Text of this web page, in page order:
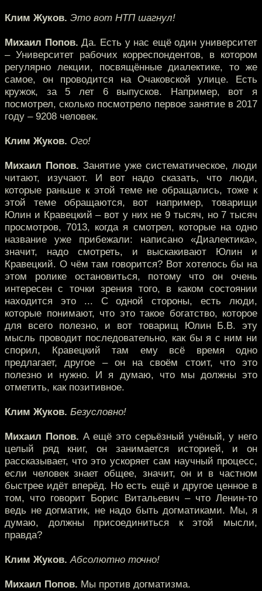
Клим Жуков. Это вот НТП шагнул!
Михаил Попов. Да. Есть у нас ещё один университет
– Университет рабочих корреспондентов, в котором
регулярно лекции, посвящённые диалектике, то же
самое, он проводится на Очаковской улице. Есть
кружок, за 5 лет 6 выпусков. Например, вот я
посмотрел, сколько посмотрело первое занятие в 2017
году – 9208 человек.
Клим Жуков. Ого!
Михаил Попов. Занятие уже систематическое, люди
читают, изучают. И вот надо сказать, что люди,
которые раньше к этой теме не обращались, тоже к
этой теме обращаются, вот например, товарищи
Юлин и Кравецкий – вот у них не 9 тысяч, но 7 тысяч
просмотров, 7013, когда я смотрел, которые на одно
название уже прибежали: написано «Диалектика»,
значит, надо смотреть, и выскакивают Юлин и
Кравецкий. О чём там говорится? Вот хотелось бы на
этом ролике остановиться, потому что он очень
интересен с точки зрения того, в каком состоянии
находится это ... С одной стороны, есть люди,
которые понимают, что это такое богатство, которое
для всего полезно, и вот товарищ Юлин Б.В. эту
мысль проводит последовательно, как бы я с ним ни
спорил, Кравецкий там ему всё время одно
предлагает, другое – он на своём стоит, что это
полезно и нужно. И я думаю, что мы должны это
отметить, как позитивное.
Клим Жуков. Безусловно!
Михаил Попов. А ещё это серьёзный учёный, у него
целый ряд книг, он занимается историей, и он
рассказывает, что это ускоряет сам научный процесс,
если человек знает общее, значит, он и в частном
быстрее идёт вперёд. Но есть ещё и другое ценное в
том, что говорит Борис Витальевич – что Ленин-то
ведь не догматик, не надо быть догматиками. Мы, я
думаю, должны присоединиться к этой мысли,
правда?
Клим Жуков. Абсолютно точно!
Михаил Попов. Мы против догматизма.